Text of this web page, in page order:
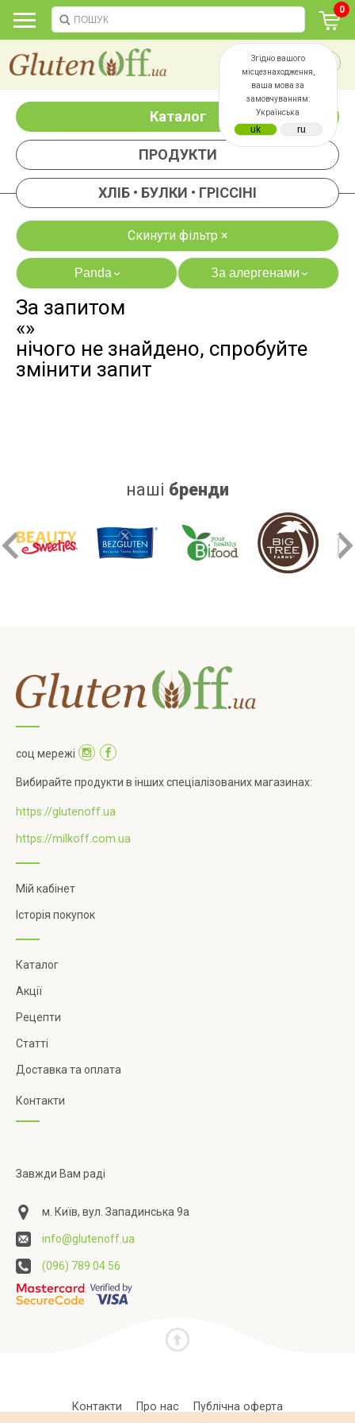
Згідно вашого
місцезнаходження,
ваша мова за
замовчуванням:
Українська
0
Каталог
ПРОДУКТИ
ХЛІБ • БУЛКИ • ГРІССІНІ
Скинути фільтр ×
Panda› За алергенами›
яєць
дріжджів
За запитом
«»
нічого не знайдено, спробуйте
змінити запит
наші бренди
соц мережі
Вибирайте продукти в інших спеціалізованих магазинах:
https://glutenoff.ua
https://milkoff.com.ua
Мій кабінет
Історія покупок
Каталог
Акції
Рецепти
Статті
Доставка та оплата
Контакти
Завжди Вам раді
м. Київ, вул. Западинська 9а
info@glutenoff.ua
(096) 789 04 56
Контакти Про нас Публічна оферта